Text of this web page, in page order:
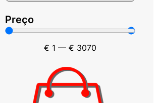
Preço
€ 1 — € 3070